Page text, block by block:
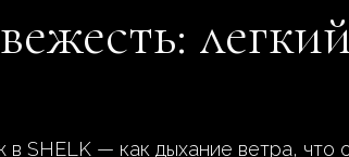
в SHELK — как дыхание ветра,